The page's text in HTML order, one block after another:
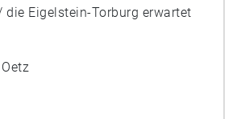
die Eigelstein-Torburg erwartet